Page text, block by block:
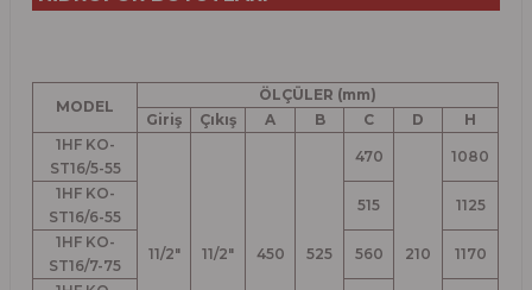
MODEL
ÖLÇÜLER (mm)
Giriş
Çıkış A B C D
H
1HF KO-
ST16/5-55
11/2" 11/2" 450 525
470
210
1080
1HF KO-
ST16/6-55
515 1125
1HF KO-
ST16/7-75
560 1170